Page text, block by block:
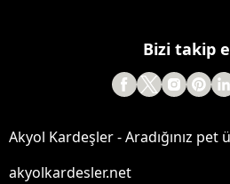
Bizi takip
Akyol Kardeşler - Aradığınız
akyolkardesler.net